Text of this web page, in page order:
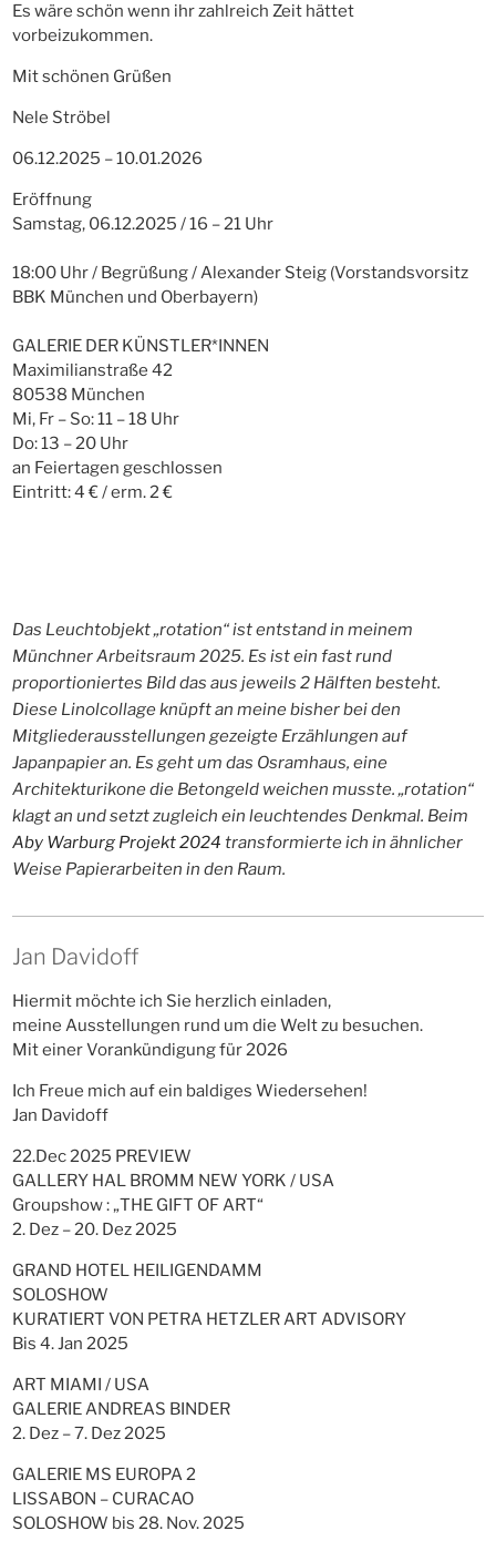
Es wäre schön wenn ihr zahlreich Zeit hättet
vorbeizukommen.
Mit schönen Grüßen
Nele Ströbel
06.12.2025 – 10.01.2026
Eröffnung
Samstag, 06.12.2025 / 16 – 21 Uhr
18:00 Uhr / Begrüßung / Alexander Steig (Vorstandsvorsitz
BBK München und Oberbayern)
GALERIE DER KÜNSTLER*INNEN
Maximilianstraße 42
80538 München
Mi, Fr – So: 11 – 18 Uhr
Do: 13 – 20 Uhr
an Feiertagen geschlossen
Eintritt: 4 € / erm. 2 €
Das Leuchtobjekt „rotation“ ist entstand in meinem
Münchner Arbeitsraum 2025. Es ist ein fast rund
proportioniertes Bild das aus jeweils 2 Hälften besteht.
Diese Linolcollage knüpft an meine bisher bei den
Mitgliederausstellungen gezeigte Erzählungen auf
Japanpapier an. Es geht um das Osramhaus, eine
Architekturikone die Betongeld weichen musste. „rotation“
klagt an und setzt zugleich ein leuchtendes Denkmal. Beim
Aby Warburg Projekt 2024 transformierte ich in ähnlicher
Weise Papierarbeiten in den Raum.
Jan Davidoff
Hiermit möchte ich Sie herzlich einladen,
meine Ausstellungen rund um die Welt zu besuchen.
Mit einer Vorankündigung für 2026
Ich Freue mich auf ein baldiges Wiedersehen!
Jan Davidoff
22.Dec 2025 PREVIEW
GALLERY HAL BROMM NEW YORK / USA
Groupshow : „THE GIFT OF ART“
2. Dez – 20. Dez 2025
GRAND HOTEL HEILIGENDAMM
SOLOSHOW
KURATIERT VON PETRA HETZLER ART ADVISORY
Bis 4. Jan 2025
ART MIAMI / USA
GALERIE ANDREAS BINDER
2. Dez – 7. Dez 2025
GALERIE MS EUROPA 2
LISSABON – CURACAO
SOLOSHOW bis 28. Nov. 2025